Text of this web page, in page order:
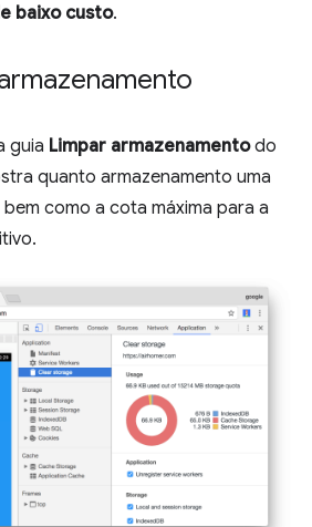
baixo custo.
guia Limpar armazenamentodo
quanto armazenamento uma
como a cota máxima para a